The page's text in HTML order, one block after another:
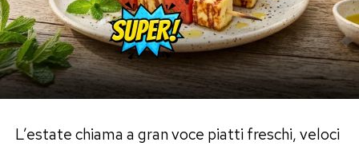
occorrono:
Peperoni rossi dolci (varietà a corno):3 chili
Melanzane: 1 chilo
Aglio:2 spicchi tritati finemente
L’estate chiama a gran voce piatti freschi, veloci